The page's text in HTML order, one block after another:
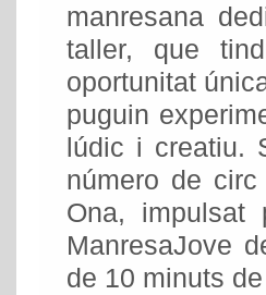
manresana
taller, que
oportunitat
puguin
lúdic i creatiu.
número de
Ona, impulsat
ManresaJove
de 10 minuts